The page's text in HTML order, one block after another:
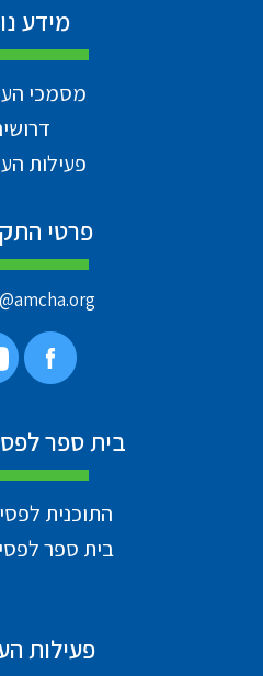
מידע
מסמכי
פעילות
פרטי
בית ספר
התוכנית
בית ספר
פעילות